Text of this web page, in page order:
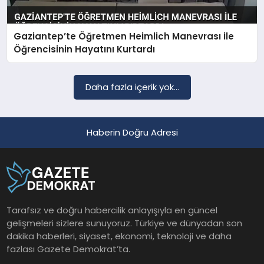
SAĞLIK
YAŞAM
Gaziantep’te Öğretmen Heimlich Manevrası ile
Öğrencisinin Hayatını Kurtardı
Daha fazla içerik yok...
Haberin Doğru Adresi
Tarafsız ve doğru habercilik anlayışıyla en güncel
gelişmeleri sizlere sunuyoruz. Türkiye ve dünyadan son
dakika haberleri, siyaset, ekonomi, teknoloji ve daha
fazlası Gazete Demokrat’ta.